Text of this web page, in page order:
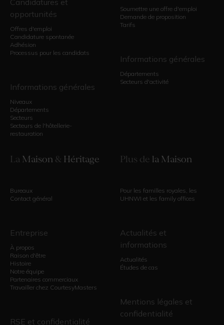
opportunités
Offres d'emploi
Candidature spontanée
Adhésion
Processus pour les candidats
Informations générales
Niveaux
Départements
Secteurs
Secteurs de l'hôtellerie-
restauration
Soumettre une offre d'emploi
Demande de proposition
Tarifs
Informations générales
Départements
Secteurs d'activité
La Maison & Héritage
Bureaux
Contact général
Entreprise
À propos
Raison d'être
Histoire
Notre équipe
Partenaires commerciaux
Travailler chez CourtesyMasters
RSE et confidentialité
Plus de la Maison
Pour les familles royales, les
UHNWI et les family offices
Actualités et
informations
Actualités
Études de cas
Mentions légales et
confidentialité